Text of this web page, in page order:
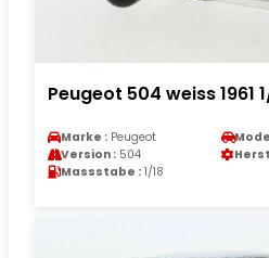
Peugeot 504 weiss 1961
Marke : Peugeot
Version : 504
Massstabe : 1/18